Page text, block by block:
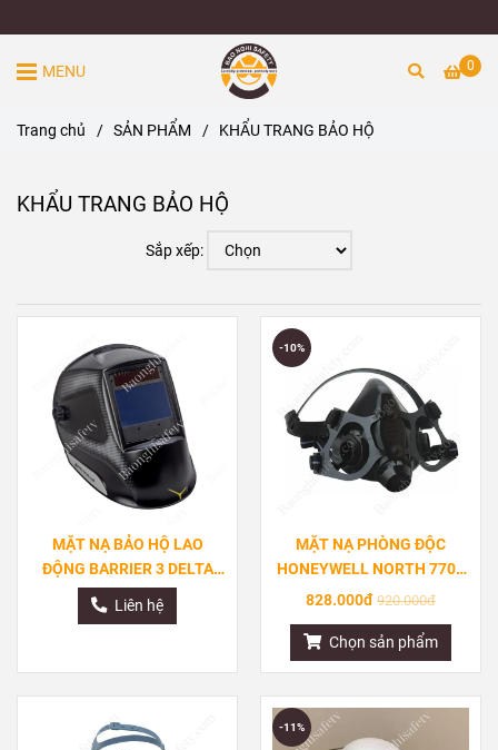
0
MENU
Trang chủ / SẢN PHẨM / KHẨU TRANG BẢO HỘ
KHẨU TRANG BẢO HỘ
Sắp xếp:
MẶT NẠ BẢO HỘ LAO
ĐỘNG BARRIER 3 DELTA
PLUS
Liên hệ
MẶT NẠ PHÒNG ĐỘC
HONEYWELL NORTH 7700
HAI PHIN LỌC
828.000đ 920.000đ
-10%
Chọn sản phẩm
-11%